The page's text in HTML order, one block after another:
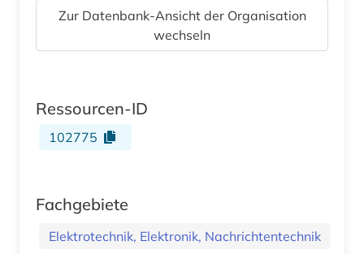
Zur Datenbank-Ansicht der Organisation
wechseln
Ressourcen-ID
102775
Fachgebiete
Elektrotechnik, Elektronik, Nachrichtentechnik